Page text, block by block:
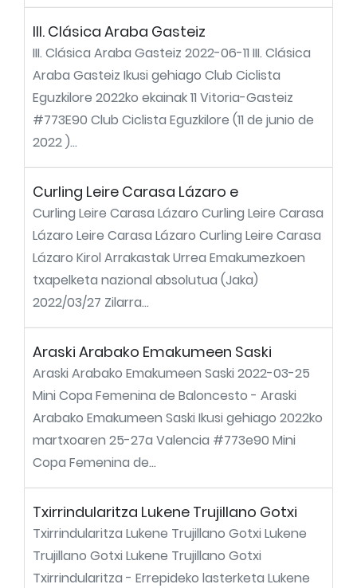
III. Clásica Araba Gasteiz
III. Clásica Araba Gasteiz 2022-06-11 III. Clásica
Araba Gasteiz Ikusi gehiago Club Ciclista
Eguzkilore 2022ko ekainak 11 Vitoria-Gasteiz
#773E90 Club Ciclista Eguzkilore (11 de junio de
2022 )...
Curling Leire Carasa Lázaro e
Curling Leire Carasa Lázaro Curling Leire Carasa
Lázaro Leire Carasa Lázaro Curling Leire Carasa
Lázaro Kirol Arrakastak Urrea Emakumezkoen
txapelketa nazional absolutua (Jaka)
2022/03/27 Zilarra...
Araski Arabako Emakumeen Saski
Araski Arabako Emakumeen Saski 2022-03-25
Mini Copa Femenina de Baloncesto - Araski
Arabako Emakumeen Saski Ikusi gehiago 2022ko
martxoaren 25-27a Valencia #773e90 Mini
Copa Femenina de...
Txirrindularitza Lukene Trujillano Gotxi
Txirrindularitza Lukene Trujillano Gotxi Lukene
Trujillano Gotxi Lukene Trujillano Gotxi
Txirrindularitza - Errepideko lasterketa Lukene